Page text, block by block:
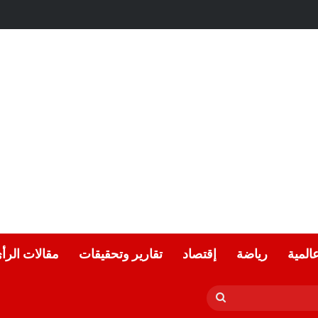
قريعي يفوز بجائزة دينق قوج للكتابة التوثيقية في دورتها
رياضة إقتصاد تقارير وتحقيقات مقالات
بحث